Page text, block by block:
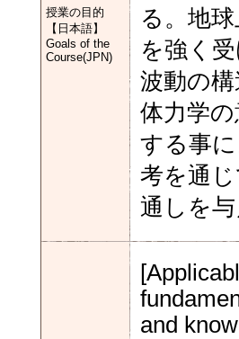
授業の目的
【日本語】
Goals of the
Course(JPN)
る。地
を強く
波動の
体力学
する事
考を通
通しを与
and